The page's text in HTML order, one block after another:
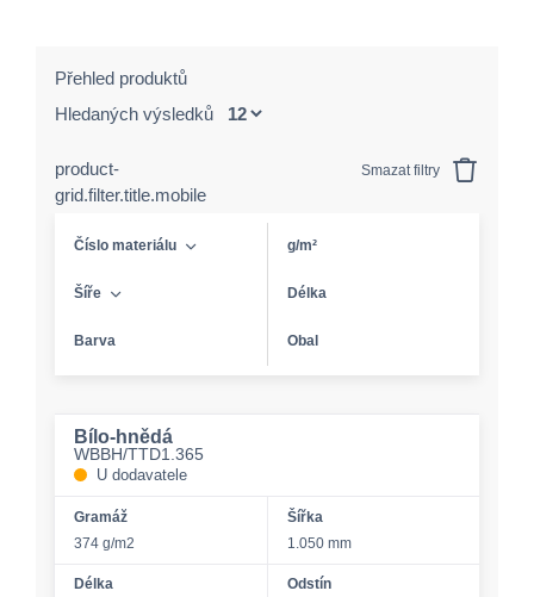
Přehled produktů
Hledaných výsledků
product-
grid.filter.title.mobile
Smazat filtry
Číslo materiálu g/m²
Šíře Délka
Barva Obal
Bílo-hnědá
WBBH/TTD1.365
U dodavatele
Gramáž
374 g/m2
Šířka
1.050 mm
Délka
Odstín